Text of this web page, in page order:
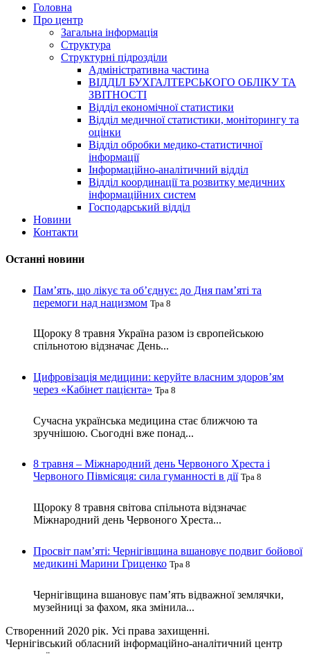
Головна
Про центр
Загальна інформація
Структура
Структурні підрозділи
Адміністративна частина
ВІДДІЛ БУХГАЛТЕРСЬКОГО ОБЛІКУ ТА
ЗВІТНОСТІ
Відділ економічної статистики
Відділ медичної статистики, моніторингу та
оцінки
Відділ обробки медико-статистичної
інформації
Інформаційно-аналітичний відділ
Відділ координації та розвитку медичних
інформаційних систем
Господарський відділ
Новини
Контакти
Останні новини
Пам’ять, що лікує та об’єднує: до Дня пам’яті та
перемоги над нацизмом Тра 8
Щороку 8 травня Україна разом із європейською
спільнотою відзначає День...
Цифровізація медицини: керуйте власним здоров’ям
через «Кабінет пацієнта» Тра 8
Сучасна українська медицина стає ближчою та
зручнішою. Сьогодні вже понад...
8 травня – Міжнародний день Червоного Хреста і
Червоного Півмісяця: сила гуманності в дії Тра 8
Щороку 8 травня світова спільнота відзначає
Міжнародний день Червоного Хреста...
Просвіт пам’яті: Чернігівщина вшановує подвиг бойової
медикині Марини Гриценко Тра 8
Чернігівщина вшановує пам’ять відважної землячки,
музейниці за фахом, яка змінила...
Створенний 2020 рік. Усі права захищенні.
Чернігівський обласний інформаційно-аналітичний центр